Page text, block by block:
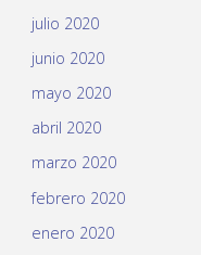
julio 2020
junio 2020
mayo 2020
abril 2020
marzo 2020
febrero 2020
enero 2020